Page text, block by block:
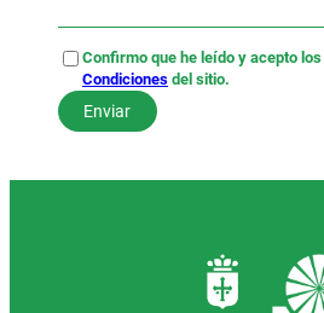
Confirmo que he leído y acepto los
Condiciones del sitio.